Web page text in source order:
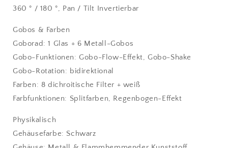
360 ° / 180 °, Pan / Tilt Invertierbar
Gobos & Farben
Goborad: 1 Glas + 6 Metall-Gobos
Gobo-Funktionen: Gobo-Flow-Effekt, Gobo-Shake
Gobo-Rotation: bidirektional
Farben: 8 dichroitische Filter + weiß
Farbfunktionen: Splitfarben, Regenbogen-Effekt
Physikalisch
Gehäusefarbe: Schwarz